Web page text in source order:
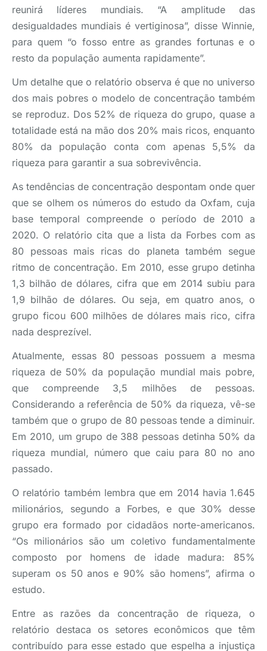
reunirá líderes mundiais. “A amplitude das
desigualdades mundiais é vertiginosa”, disse Winnie,
para quem “o fosso entre as grandes fortunas e o
resto da população aumenta rapidamente”.
Um detalhe que o relatório observa é que no universo
dos mais pobres o modelo de concentração também
se reproduz. Dos 52% de riqueza do grupo, quase a
totalidade está na mão dos 20% mais ricos, enquanto
80% da população conta com apenas 5,5% da
riqueza para garantir a sua sobrevivência.
As tendências de concentração despontam onde quer
que se olhem os números do estudo da Oxfam, cuja
base temporal compreende o período de 2010 a
2020. O relatório cita que a lista da Forbes com as
80 pessoas mais ricas do planeta também segue
ritmo de concentração. Em 2010, esse grupo detinha
1,3 bilhão de dólares, cifra que em 2014 subiu para
1,9 bilhão de dólares. Ou seja, em quatro anos, o
grupo ficou 600 milhões de dólares mais rico, cifra
nada desprezível.
Atualmente, essas 80 pessoas possuem a mesma
riqueza de 50% da população mundial mais pobre,
que compreende 3,5 milhões de pessoas.
Considerando a referência de 50% da riqueza, vê-se
também que o grupo de 80 pessoas tende a diminuir.
Em 2010, um grupo de 388 pessoas detinha 50% da
riqueza mundial, número que caiu para 80 no ano
passado.
O relatório também lembra que em 2014 havia 1.645
milionários, segundo a Forbes, e que 30% desse
grupo era formado por cidadãos norte-americanos.
“Os milionários são um coletivo fundamentalmente
composto por homens de idade madura: 85%
superam os 50 anos e 90% são homens”, afirma o
estudo.
Entre as razões da concentração de riqueza, o
relatório destaca os setores econômicos que têm
contribuído para esse estado que espelha a injustiça